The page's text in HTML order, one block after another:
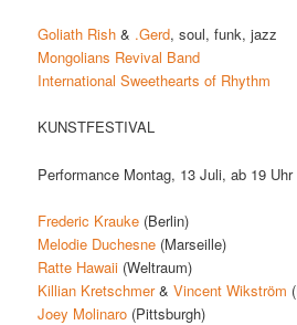
Goliath Rish & .Gerd, soul, funk, jazz
Mongolians Revival Band
International Sweethearts of Rhythm
KUNSTFESTIVAL
Performance Montag, 13 Juli, ab 19 Uhr
Frederic Krauke (Berlin)
Melodie Duchesne (Marseille)
Ratte Hawaii (Weltraum)
Killian Kretschmer&Vincent Wikström
Joey Molinaro (Pittsburgh)